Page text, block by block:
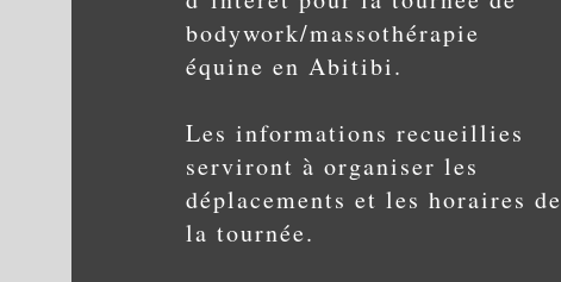
bodywork/massothérapie
équine en Abitibi.
Les informations recueillies
serviront à organiser les
déplacements et les horaires de
la tournée.